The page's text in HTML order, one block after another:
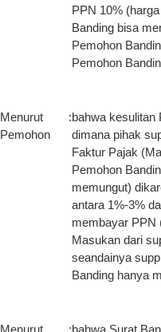
PPN 10%
Banding bisa
Pemohon
Pemohon
Menurut
Pemohon
:bahwa kesulitan
dimana pihak
Faktur Pajak
Pemohon
memungut)
antara 1%-3%
membayar PPN
Masukan dari
seandainya
Banding hanya
Menurut
:bahwa Surat